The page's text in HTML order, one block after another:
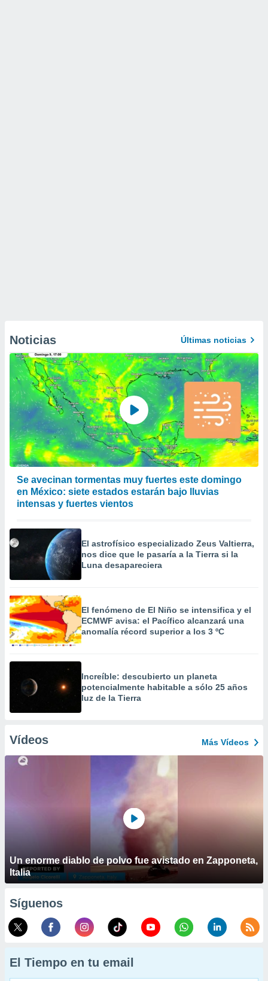
Noticias Últimas noticias
Se avecinan tormentas muy fuertes este domingo
en México: siete estados estarán bajo lluvias
intensas y fuertes vientos
El astrofísico especializado Zeus Valtierra,
nos dice que le pasaría a la Tierra si la
Luna desapareciera
El fenómeno de El Niño se intensifica y el
ECMWF avisa: el Pacífico alcanzará una
anomalía récord superior a los 3 ºC
Increíble: descubierto un planeta
potencialmente habitable a sólo 25 años
luz de la Tierra
Vídeos Más Vídeos
Un enorme diablo de polvo fue avistado en Zapponeta,
Italia
Síguenos
El Tiempo en tu email